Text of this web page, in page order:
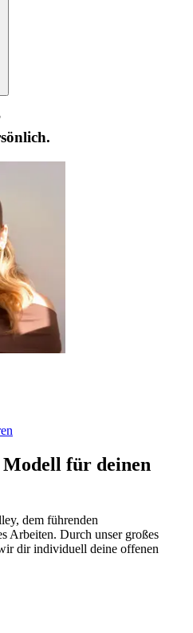
Modell für deinen
dem führenden
Arbeiten. Durch unser großes
dir individuell deine offenen